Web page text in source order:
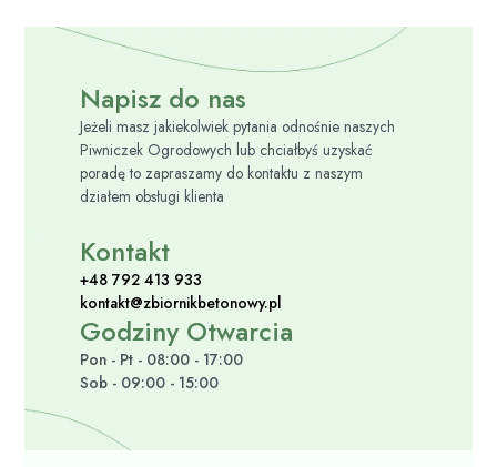
Napisz do nas
Jeżeli masz jakiekolwiek pytania odnośnie naszych
Piwniczek Ogrodowych lub chciałbyś uzyskać
poradę to zapraszamy do kontaktu z naszym
działem obsługi klienta
Kontakt
+48 792 413 933
kontakt@zbiornikbetonowy.pl
Godziny Otwarcia
Pon - Pt - 08:00 - 17:00
Sob - 09:00 - 15:00